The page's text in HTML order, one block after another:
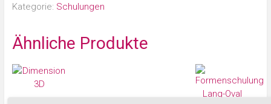
Kategorie: Schulungen
Ähnliche Produkte